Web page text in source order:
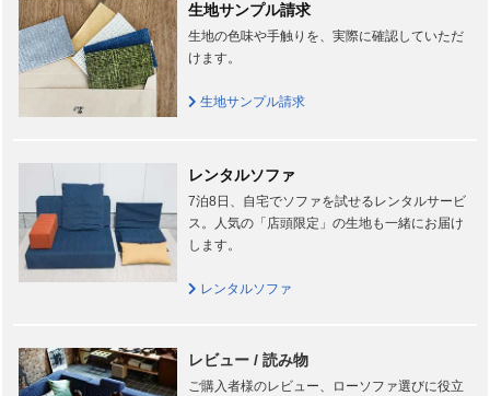
生地サンプル請求
生地の色味や手触りを、実際に確認していただ
けます。
生地サンプル請求
レンタルソファ
7泊8日、自宅でソファを試せるレンタルサービ
ス。人気の「店頭限定」の生地も一緒にお届け
します。
レンタルソファ
レビュー / 読み物
ご購入者様のレビュー、ローソファ選びに役立